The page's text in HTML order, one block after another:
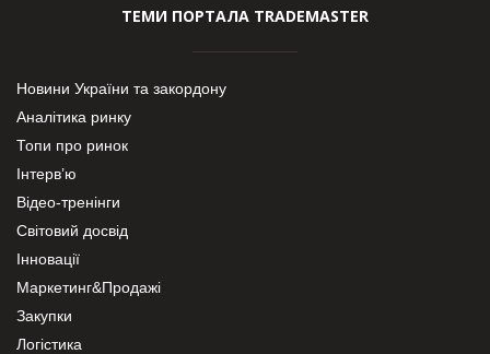
ТЕМИ ПОРТАЛА TRADEMASTER
Новини України та закордону
Аналітика ринку
Топи про ринок
Інтерв’ю
Відео-тренінги
Світовий досвід
Інновації
Маркетинг&Продажі
Закупки
Логістика